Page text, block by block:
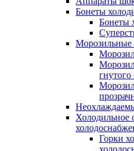
Бонеты
Бонеты
Морозильные
гнутого
Холодильное
Горки